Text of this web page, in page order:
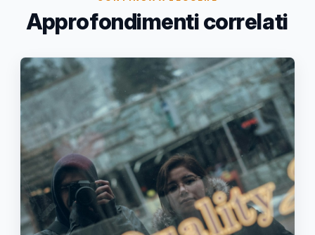
Approfondimenti correlati